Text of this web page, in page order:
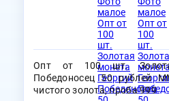
Опт от 100 шт.
Победоносец 50 рублей
чистого золота, проба 999